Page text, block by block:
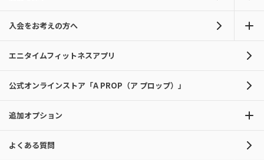
入会をお考えの方へ
エニタイムフィットネスアプリ
公式オンラインストア「A PROP（ア プロップ）」
追加オプション
よくある質問